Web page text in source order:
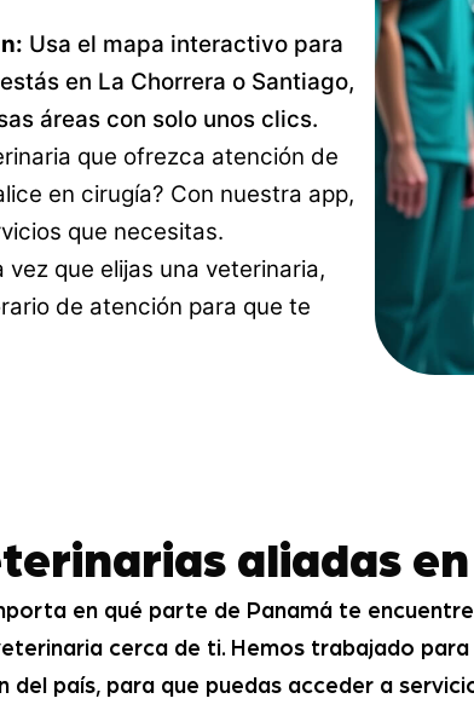
Usa el mapa interactivo para
en La Chorrera o Santiago,
áreas con solo unos clics.
que ofrezca atención de
en cirugía? Con nuestra app,
que necesitas.
vez que elijas una veterinaria,
de atención para que te
aliadas
en qué parte de Panamá te
cerca de ti. Hemos trabajado
del país, para que puedas acceder a